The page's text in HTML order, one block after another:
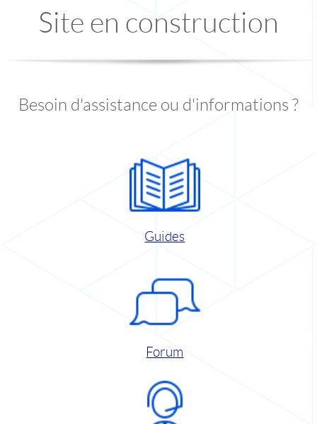
Site en construction
Besoin d'assistance ou d'informations ?
Guides
Forum